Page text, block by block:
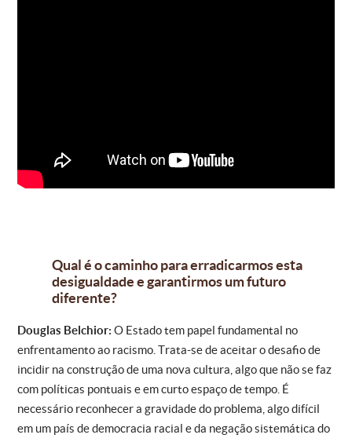
Qual é o caminho para erradicarmos esta
desigualdade e garantirmos um futuro
diferente?
Douglas Belchior: O Estado tem papel fundamental no
enfrentamento ao racismo. Trata-se de aceitar o desafio de
incidir na construção de uma nova cultura, algo que não se faz
com políticas pontuais e em curto espaço de tempo. É
necessário reconhecer a gravidade do problema, algo difícil
em um país de democracia racial e da negação sistemática do